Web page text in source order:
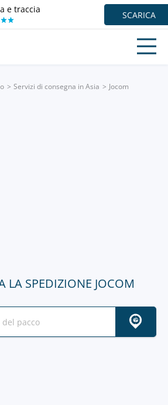
e traccia
SCARICA
Servizi di consegna in Asia Jocom
LA SPEDIZIONE JOCOM